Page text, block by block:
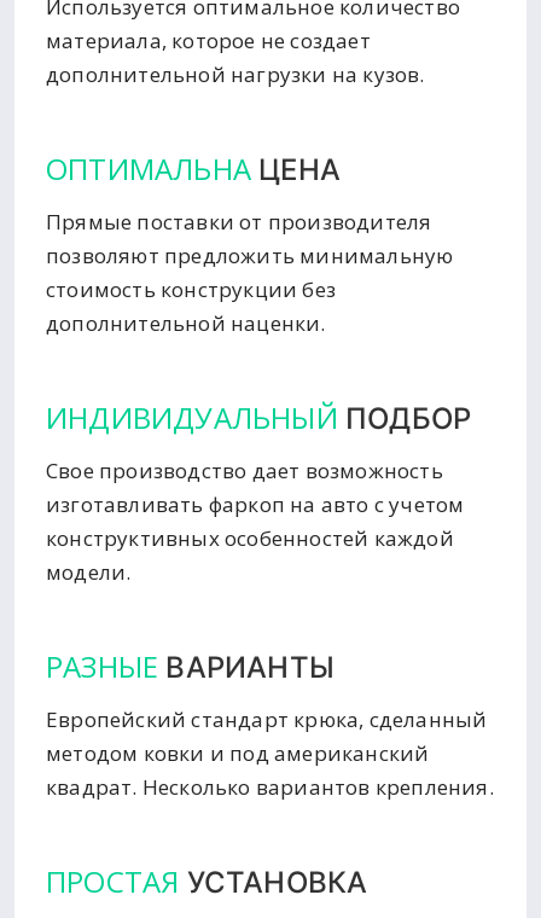
Используется оптимальное количество
материала, которое не создает
дополнительной нагрузки на кузов.
ОПТИМАЛЬНА ЦЕНА
Прямые поставки от производителя
позволяют предложить минимальную
стоимость конструкции без
дополнительной наценки.
ИНДИВИДУАЛЬНЫЙ ПОДБОР
Свое производство дает возможность
изготавливать фаркоп на авто с учетом
конструктивных особенностей каждой
модели.
РАЗНЫЕ ВАРИАНТЫ
Европейский стандарт крюка, сделанный
методом ковки и под американский
квадрат. Несколько вариантов крепления.
ПРОСТАЯ УСТАНОВКА